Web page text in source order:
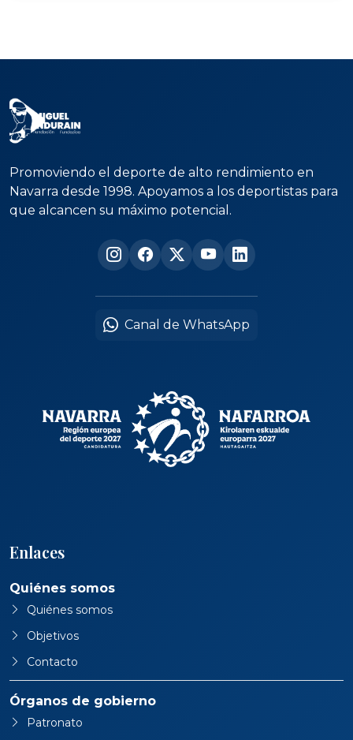
Promoviendo el deporte de alto rendimiento en
Navarra desde 1998. Apoyamos a los deportistas para
que alcancen su máximo potencial.
Canal de WhatsApp
Enlaces
Quiénes somos
Quiénes somos
Objetivos
Contacto
Órganos de gobierno
Patronato